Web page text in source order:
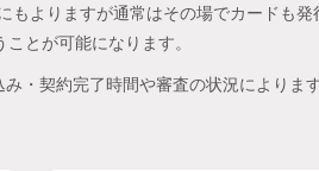
よりますが通常はその場でカードも
とが可能になります。
・契約完了時間や審査の状況によります